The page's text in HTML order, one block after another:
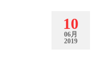
10
06月
2019